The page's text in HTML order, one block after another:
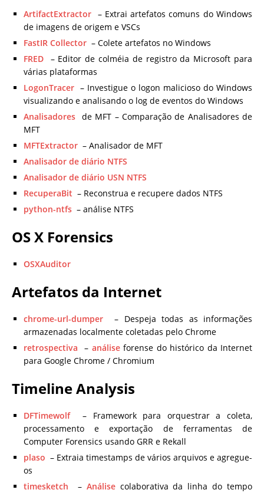
ArtifactExtractor – Extrai artefatos comuns do Windows
de imagens de origem e VSCs
FastIR Collector – Colete artefatos no Windows
FRED – Editor de colméia de registro da Microsoft para
várias plataformas
LogonTracer – Investigue o logon malicioso do Windows
visualizando e analisando o log de eventos do Windows
Analisadores de MFT – Comparação de Analisadores de
MFT
MFTExtractor – Analisador de MFT
Analisador de diário NTFS
Analisador de diário USN NTFS
RecuperaBit – Reconstrua e recupere dados NTFS
python-ntfs – análise NTFS
OS X Forensics
OSXAuditor
Artefatos da Internet
chrome-url-dumper – Despeja todas as informações
armazenadas localmente coletadas pelo Chrome
retrospectiva – análiseforense do histórico da Internet
para Google Chrome / Chromium
Timeline Analysis
DFTimewolf– Framework para orquestrar a coleta,
processamento e exportação de ferramentas de
Computer Forensics usando GRR e Rekall
plaso – Extraia timestamps de vários arquivos e agregue-
os
timesketch – Análisecolaborativa da linha do tempo